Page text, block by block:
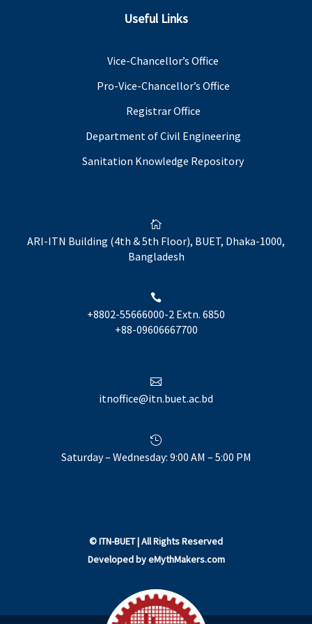
Useful Links
Vice-Chancellor’s Office
Pro-Vice-Chancellor’s Office
Registrar Office
Department of Civil Engineering
Sanitation Knowledge Repository

ARI-ITN Building (4th & 5th Floor), BUET, Dhaka-1000,
Bangladesh

+8802-55666000-2 Extn. 6850
+88-09606667700

itnoffice@itn.buet.ac.bd

Saturday – Wednesday: 9:00 AM – 5:00 PM
©ITN-BUET| All Rights Reserved
Developed byeMythMakers.com